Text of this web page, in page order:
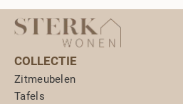
COLLECTIE
Zitmeubelen
Tafels